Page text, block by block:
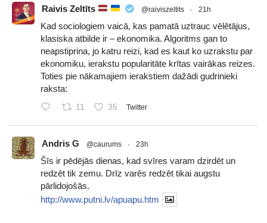
Raivis Zeltīts @raiviszeltits · 21h
Kad sociologiem vaicā, kas pamatā uztrauc vēlētājus,
klasiska atbilde ir – ekonomika. Algoritms gan to
neapstiprina, jo katru reizi, kad es kaut ko uzrakstu par
ekonomiku, ierakstu popularitāte krītas vairākas reizes.
Toties pie nākamajiem ierakstiem dažādi gudrinieki
raksta:
11 35 Twitter
Andris G @caurums · 23h
Šīs ir pēdējās dienas, kad svīres varam dzirdēt un
redzēt tik zemu. Drīz varēs redzēt tikai augstu
pārlidojošās.
http://www.putni.lv/apuapu.htm